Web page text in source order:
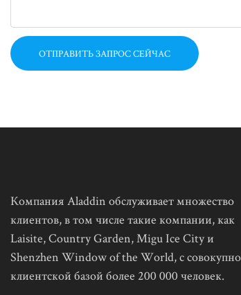
ОТПРАВИТЬ ЗАПРОС СЕЙЧАС
Компания Aladdin обслуживает множество
клиентов, в том числе такие компании, как
Laisite, Country Garden, Migu Ice City и
Shenzhen Window of the World, с
клиентской базой более 200 000 человек.